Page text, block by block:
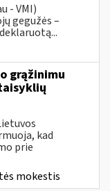
- VMI)
gegužės –
grąžinimu
kad
prie
mokestis